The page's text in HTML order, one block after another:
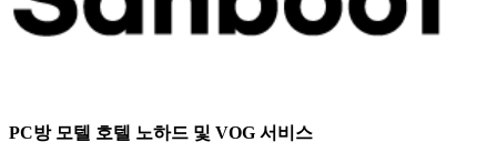
PC방 모텔 호텔 노하드 및 VOG 서비스